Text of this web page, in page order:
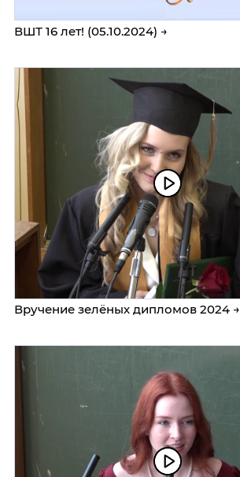
ВШТ 16 лет! (05.10.2024) →
Вручение зелёных дипломов 2024 →